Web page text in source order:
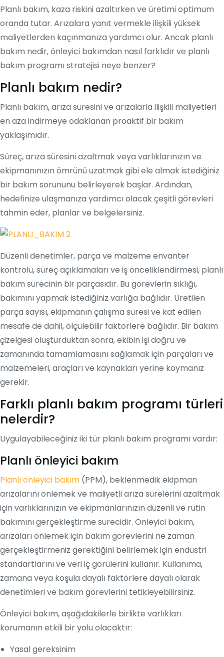
Planlı bakım, kaza riskini azaltırken ve üretimi optimum
oranda tutar. Arızalara yanıt vermekle ilişkili yüksek
maliyetlerden kaçınmanıza yardımcı olur. Ancak planlı
bakım nedir, önleyici bakımdan nasıl farklıdır ve planlı
bakım programı stratejisi neye benzer?
Planlı bakım nedir?
Planlı bakım, arıza süresini ve arızalarla ilişkili maliyetleri
en aza indirmeye odaklanan proaktif bir bakım
yaklaşımıdır.
Süreç, arıza süresini azaltmak veya varlıklarınızın ve
ekipmanınızın ömrünü uzatmak gibi ele almak istediğiniz
bir bakım sorununu belirleyerek başlar. Ardından,
hedefinize ulaşmanıza yardımcı olacak çeşitli görevleri
tahmin eder, planlar ve belgelersiniz.
Düzenli denetimler, parça ve malzeme envanter
kontrolü, süreç açıklamaları ve iş önceliklendirmesi, planlı
bakım sürecinin bir parçasıdır. Bu görevlerin sıklığı,
bakımını yapmak istediğiniz varlığa bağlıdır. Üretilen
parça sayısı, ekipmanın çalışma süresi ve kat edilen
mesafe de dahil, ölçülebilir faktörlere bağlıdır. Bir bakım
çizelgesi oluşturduktan sonra, ekibin işi doğru ve
zamanında tamamlamasını sağlamak için parçaları ve
malzemeleri, araçları ve kaynakları yerine koymanız
gerekir.
Farklı planlı bakım programı türleri
nelerdir?
Uygulayabileceğiniz iki tür planlı bakım programı vardır:
Planlı önleyici bakım
Planlı önleyici bakım (PPM), beklenmedik ekipman
arızalarını önlemek ve maliyetli arıza sürelerini azaltmak
için varlıklarınızın ve ekipmanlarınızın düzenli ve rutin
bakımını gerçekleştirme sürecidir. Önleyici bakım,
arızaları önlemek için bakım görevlerini ne zaman
gerçekleştirmeniz gerektiğini belirlemek için endüstri
standartlarını ve veri iç görülerini kullanır. Kullanıma,
zamana veya koşula dayalı faktörlere dayalı olarak
denetimleri ve bakım görevlerini tetikleyebilirsiniz.
Önleyici bakım, aşağıdakilerle birlikte varlıkları
korumanın etkili bir yolu olacaktır:
Yasal gereksinim